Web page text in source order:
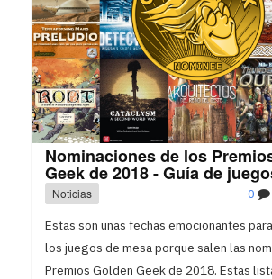
Nominaciones de los
Geek de 2018 - Guía de
Noticias
0
Estas son unas fechas emocionantes
los juegos de mesa porque salen las
Premios Golden Geek de 2018. Estas